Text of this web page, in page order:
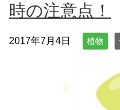
時の注意点！
2017年7月4日 植物